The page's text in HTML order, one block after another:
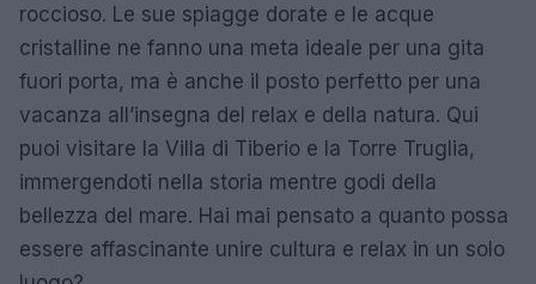
roccioso. Le sue spiagge dorate e le acque
cristalline ne fanno una meta ideale per una gita
fuori porta, ma è anche il posto perfetto per una
vacanza all’insegna del relax e della natura. Qui
puoi visitare la Villa di Tiberio e la Torre Truglia,
immergendoti nella storia mentre godi della
bellezza del mare. Hai mai pensato a quanto possa
essere affascinante unire cultura e relax in un solo